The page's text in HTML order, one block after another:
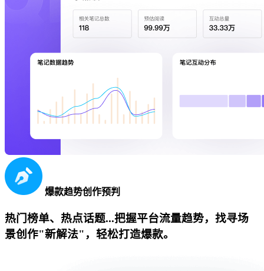
爆款趋势创作预判
热门榜单、热点话题...把握平台流量趋势，找寻场
景创作"新解法"，轻松打造爆款。